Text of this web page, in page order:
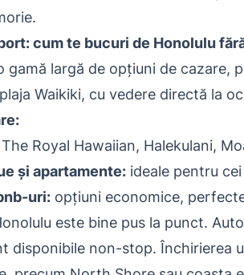
cum te bucuri de Honolulu
gamă largă de opțiuni de
Waikiki, cu vedere directă la
The Royal Hawaiian, Halekulani,
și apartamente: ideale pentru
uri: opțiuni economice,
este bine pus la punct.
disponibile non-stop. Închirierea